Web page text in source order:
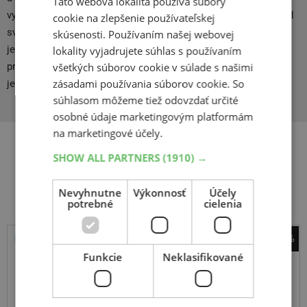
vyhľadávané vďaka dobrému pomeru kvality, ceny a výkonu. Od
svojho začlenenia do spoločnosti Continental AG, ktorá je
jedným z popredných svetových dodávateľov automobilového
priemyslu, získala značka ešte silnejšie postavenie a stala sa
jedným z kľúčových hráčov na trhu s pneumatikami.
Súvisiace produkty
-37%
Sebring
225 60 R17 103V
cookie na zlepšenie používateľskej
skúsenosti. Používaním našej webovej
lokality vyjadrujete súhlas s používaním
všetkých súborov cookie v súlade s našimi
zásadami používania súborov cookie. So
súhlasom môžeme tiež odovzdať určité
osobné údaje marketingovým platformám
na marketingové účely.
SHOW ALL PARTNERS(1910) →
Nevyhnutne
potrebné
Výkonnosť
Účely
cielenia
Funkcie Neklasifikované